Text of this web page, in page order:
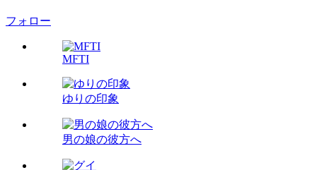
フォロー
MFTI
ゆりの印象
男の娘の彼方へ